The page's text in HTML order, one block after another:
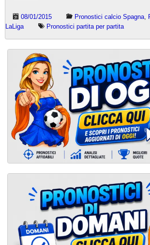
08/01/2015 Pronostici calcio Spagna,
LaLiga
Pronostici partita per partita